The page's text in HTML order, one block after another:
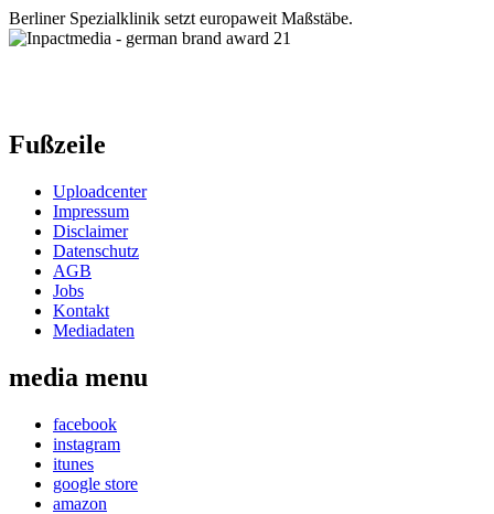
Berliner Spezialklinik setzt europaweit Maßstäbe.
Fußzeile
Uploadcenter
Impressum
Disclaimer
Datenschutz
AGB
Jobs
Kontakt
Mediadaten
media menu
facebook
instagram
itunes
google store
amazon